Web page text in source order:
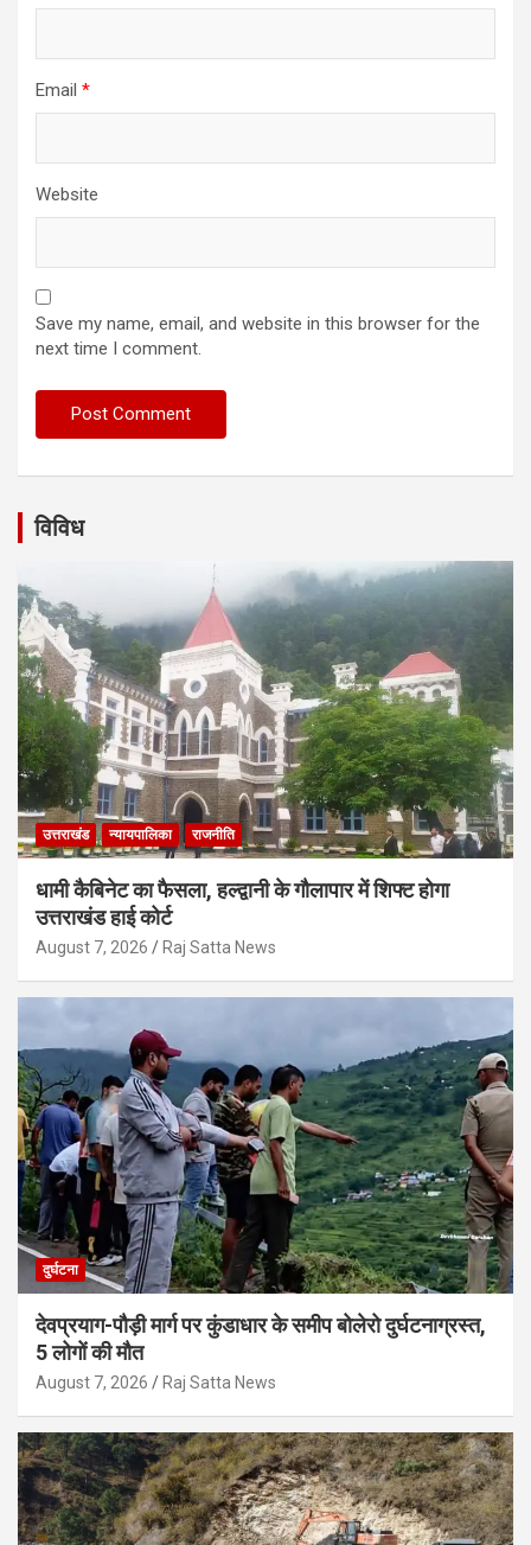
Email *
Website
Save my name, email, and website in this browser for the
next time I comment.
विविध
उत्तराखंड न्यायपालिका राजनीति
धामी कैबिनेट का फैसला, हल्द्वानी के गौलापार में शिफ्ट होगा
उत्तराखंड हाई कोर्ट
August 7, 2026 Raj Satta News
दुर्घटना
देवप्रयाग-पौड़ी मार्ग पर कुंडाधार के समीप बोलेरो दुर्घटनाग्रस्त,
5 लोगों की मौत
August 7, 2026 Raj Satta News